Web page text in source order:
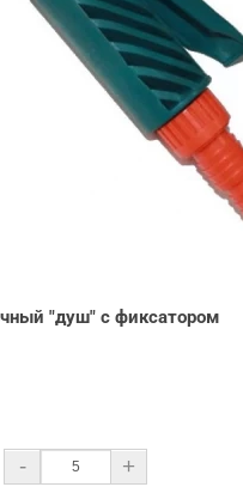
"душ" с фиксатором
- +